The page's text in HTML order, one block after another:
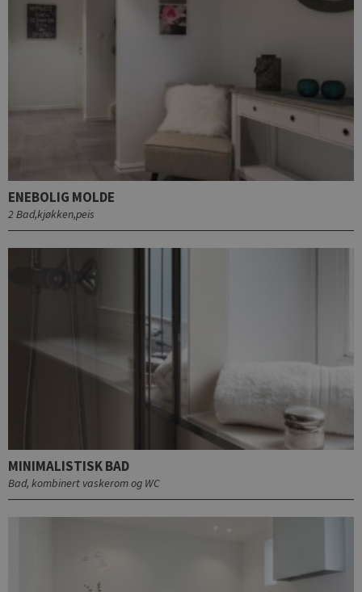
ENEBOLIG MOLDE
2 Bad,kjøkken,peis
MINIMALISTISK BAD
Bad, kombinert vaskerom og WC